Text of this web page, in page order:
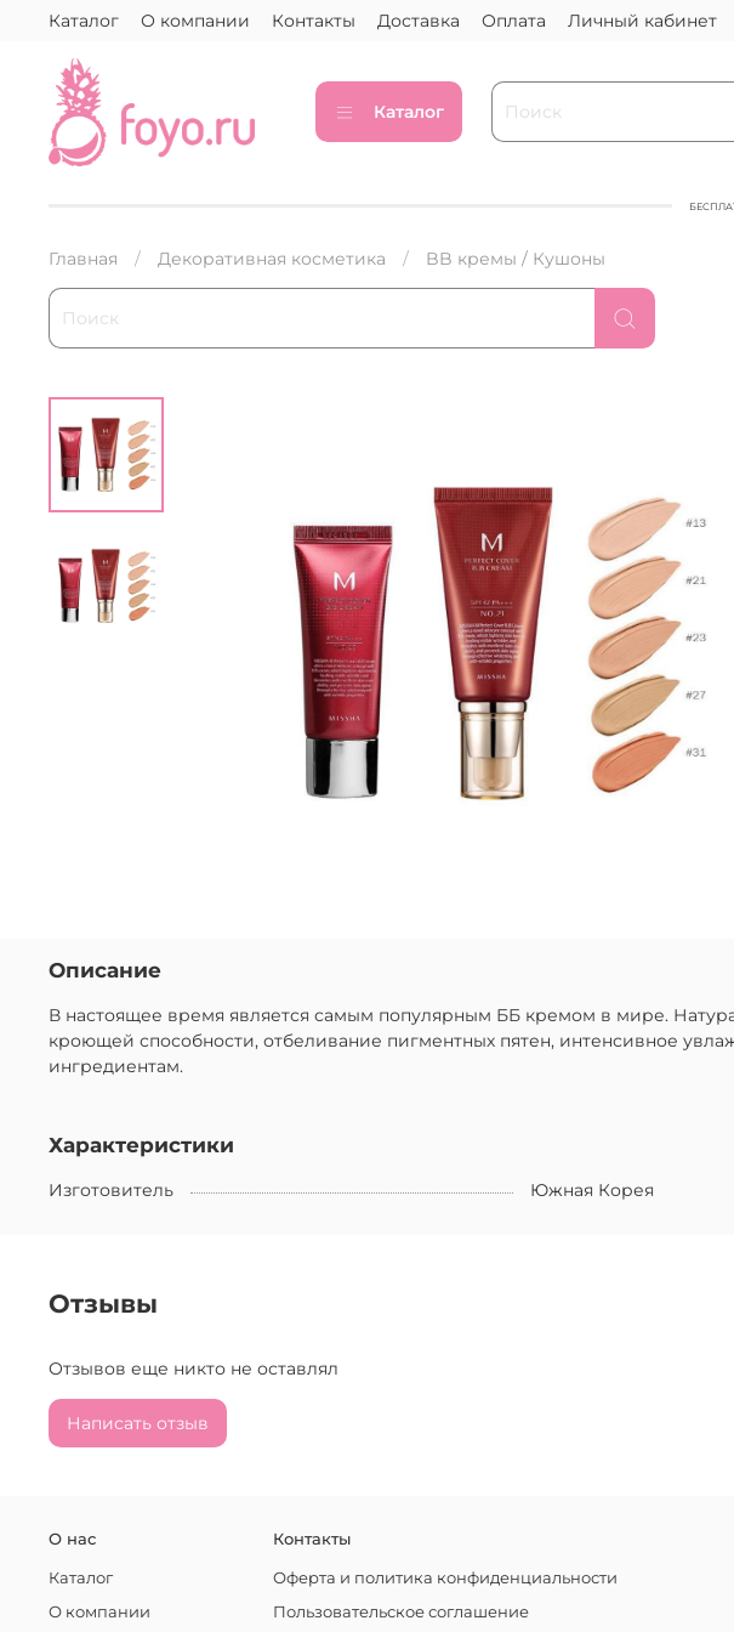
Каталог О компании Контакты Доставка Оплата Личный кабинет
Каталог
Главная Декоративная косметика BB кремы / Кушоны
Описание
В настоящее время является самым популярным ББ кремом в мире.
кроющей способности, отбеливание пигментных пятен, интенсивное
ингредиентам.
Характеристики
Изготовитель Южная Корея
Отзывы
Отзывов еще никто не оставлял
Написать отзыв
О нас
Каталог
О компании
Контакты
Оферта и политика конфиденциальности
Пользовательское соглашение